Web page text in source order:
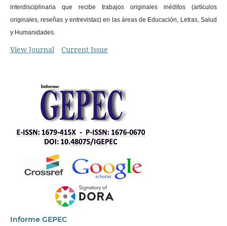
interdisciplinaria que recibe trabajos originales inéditos (artículos
originales, reseñas y entrevistas) en las áreas de Educación, Letras, Salud
y Humanidades.
View Journal Current Issue
Informe GEPEC